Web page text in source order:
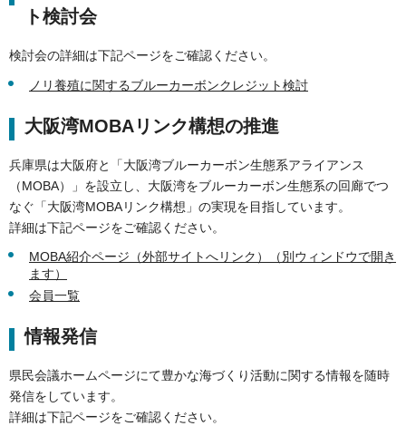
ト検討会
検討会の詳細は下記ページをご確認ください。
ノリ養殖に関するブルーカーボンクレジット検討
大阪湾MOBAリンク構想の推進
兵庫県は大阪府と「大阪湾ブルーカーボン生態系アライアンス
（MOBA）」を設立し、大阪湾をブルーカーボン生態系の回廊でつ
なぐ「大阪湾MOBAリンク構想」の実現を目指しています。
詳細は下記ページをご確認ください。
MOBA紹介ページ（外部サイトへリンク）（別ウィンドウで開き
ます）
会員一覧
情報発信
県民会議ホームページにて豊かな海づくり活動に関する情報を随時
発信をしています。
詳細は下記ページをご確認ください。